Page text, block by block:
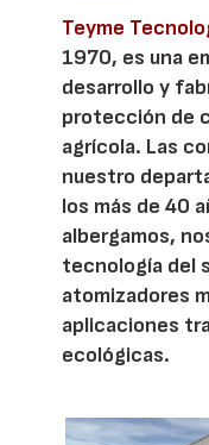
Teyme
1970, es una
desarrollo y
protección de
agrícola. Las
nuestro
los más de 40
albergamos,
tecnología del
atomizadores
aplicaciones
ecológicas.